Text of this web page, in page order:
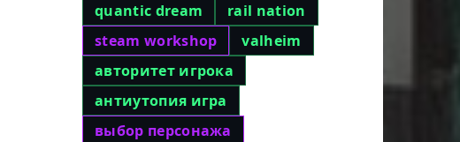
quantic dream
rail nation
steam workshop
valheim
авторитет игрока
антиутопия игра
выбор персонажа